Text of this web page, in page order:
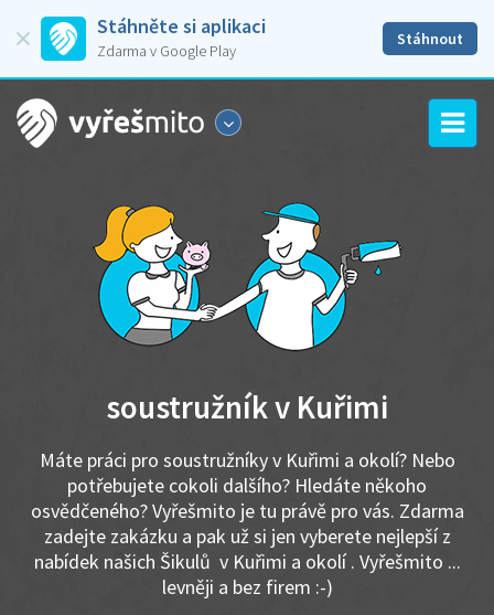
Stáhněte si aplikaci
Zdarma v Google Play
Stáhnout
soustružník v Kuřimi
Máte práci pro soustružníky v Kuřimi a okolí? Nebo
potřebujete cokoli dalšího? Hledáte někoho
osvědčeného? Vyřešmito je tu právě pro vás. Zdarma
zadejte zakázku a pak už si jen vyberete nejlepší z
nabídek našich Šikulů v Kuřimi a okolí . Vyřešmito ...
levněji a bez firem :-)